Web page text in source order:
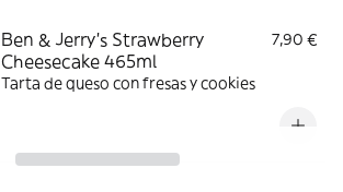
Ben & Jerry’s Strawberry
Cheesecake 465ml
7,90 €
Tarta de queso con fresas y cookies